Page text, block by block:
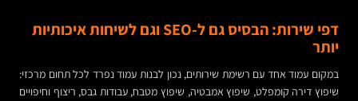
דפי שירות: הבסיס גם ל-SEO וגם לשיחות איכותיות
יותר
במקום עמוד אחד עם רשימת שירותים, נכון לבנות עמוד נפרד לכל תחום מרכזי:
שיפוץ דירה קומפלט, שיפוץ אמבטיה, שיפוץ מטבח, עבודות גבס, ריצוף וחיפויים